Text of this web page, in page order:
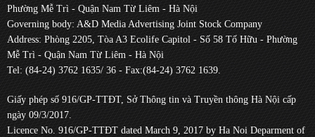
Phường Mễ Trì - Quận Nam Từ Liêm - Hà Nội
Governing body: A&D Media Advertising Joint Stock Company
Address: Phòng 2205, Tòa A3 Ecolife Capitol - Số 58 Tố Hữu - Phường
Mễ Trì - Quận Nam Từ Liêm - Hà Nội
Tel: (84-24) 3762 1635/ 36 - Fax:(84-24) 3762 1639.
Giấy phép số 916/GP-TTĐT, Sở Thông tin và Truyền thông Hà Nội cấp
ngày 09/3/2017.
Licence No. 916/GP-TTĐT dated March 9, 2017 by Ha Noi Deparment of